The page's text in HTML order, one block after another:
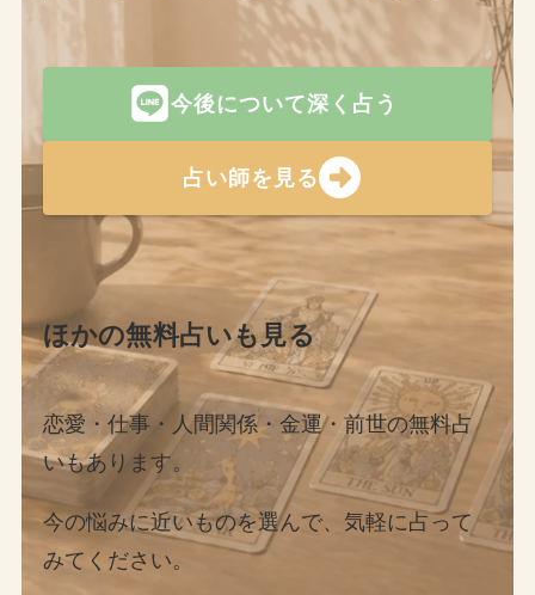
今後について深く占う
占い師を見る
ほかの無料占いも見る
恋愛・仕事・人間関係・金運・前世の無料占
いもあります。
今の悩みに近いものを選んで、気軽に占って
みてください。